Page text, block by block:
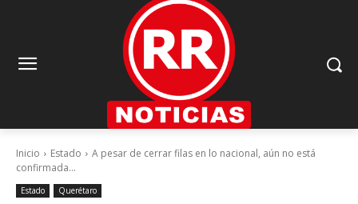
Inicio Estado
A pesar de cerrar filas en lo nacional, aún no está
confirmada...
Estado Querétaro